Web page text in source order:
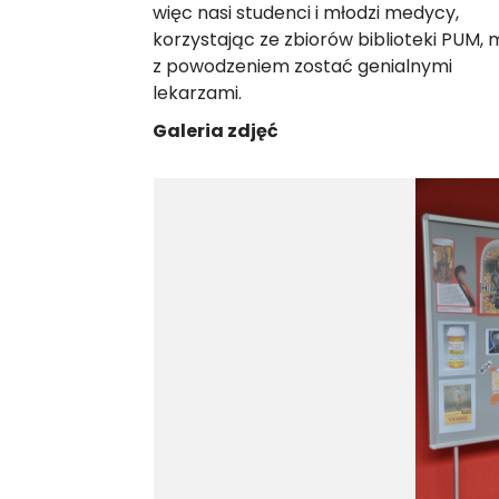
więc nasi studenci i młodzi medycy,
korzystając ze zbiorów biblioteki PUM,
z powodzeniem zostać genialnymi
lekarzami.
Galeria zdjęć